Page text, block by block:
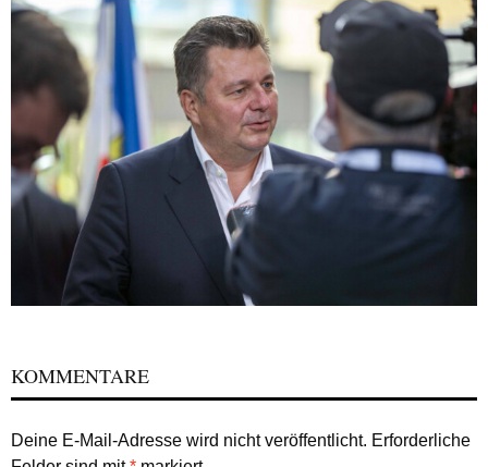
KOMMENTARE
Deine E-Mail-Adresse wird nicht veröffentlicht. Erforderliche